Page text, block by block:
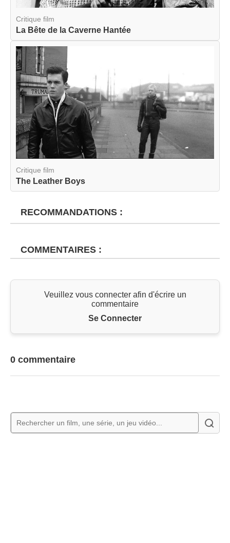
Critique film
La Bête de la Caverne Hantée
Critique film
The Leather Boys
RECOMMANDATIONS :
COMMENTAIRES :
Veuillez vous connecter afin d'écrire un
commentaire
Se Connecter
0 commentaire